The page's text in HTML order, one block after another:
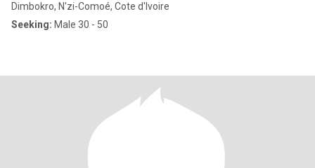
Dimbokro, N'zi-Comoé, Cote d'Ivoire
Seeking: Male 30 - 50